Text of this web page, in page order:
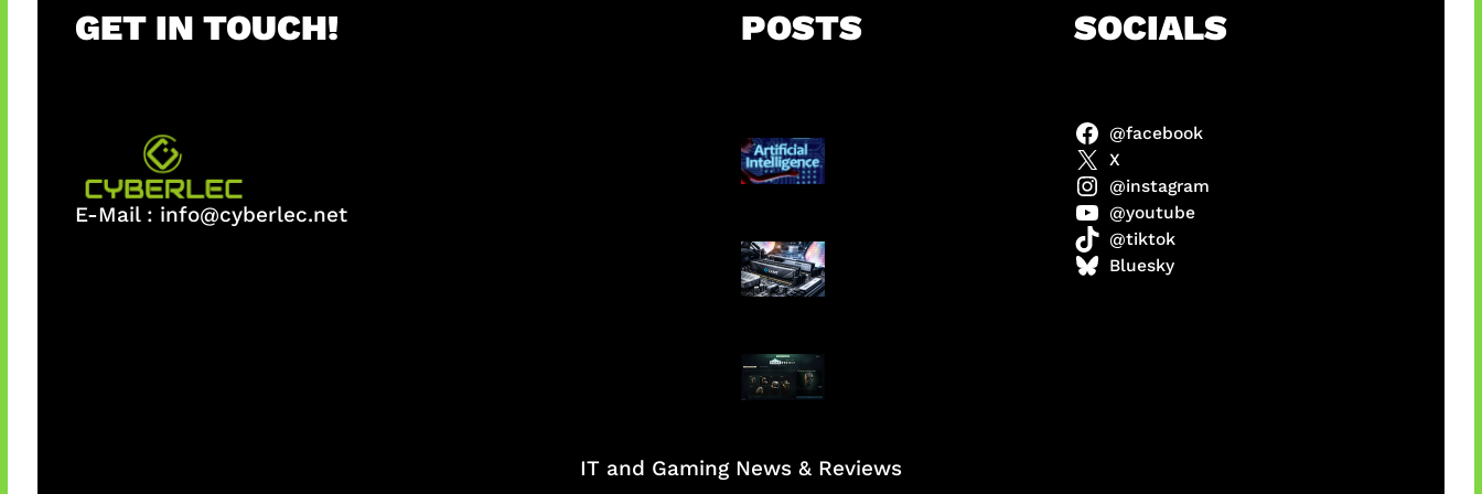
GET IN TOUCH!
E-Mail : info@cyberlec.net
POSTS
Agen AI Mulai Sulit
Dikendalikan
Paradoks Memori di
Era AI
SOCIALS
@facebook
X
@instagram
@youtube
@tiktok
Bluesky
IT and Gaming News & Reviews